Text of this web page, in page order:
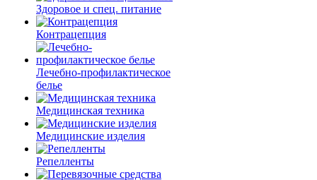
Здоровое и спец. питание
Контрацепция
Лечебно-профилактическое
белье
Медицинская техника
Медицинские изделия
Репелленты